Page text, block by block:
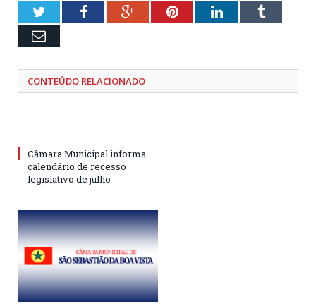
TwitterFacebookGoogle+PinterestLinkedInTumblr
Email
CONTEÚDO RELACIONADO
Câmara Municipal informa
calendário de recesso
legislativo de julho